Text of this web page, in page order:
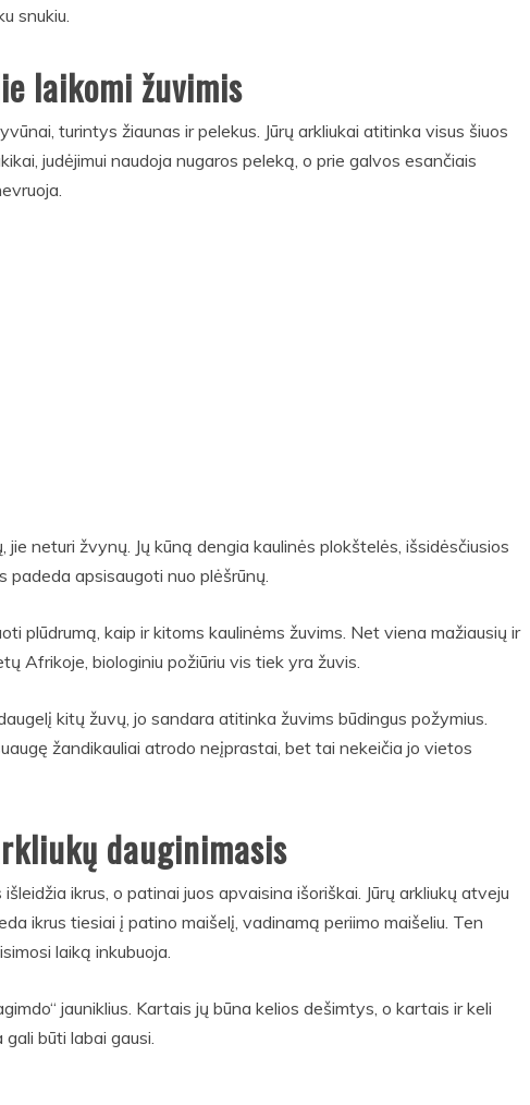
snukiu.
laikomi žuvimis
turintys žiaunas ir pelekus. Jūrų arkliukai atitinka visus šiuos
judėjimui naudoja nugaros peleką, o prie galvos esančiais
neturi žvynų. Jų kūną dengia kaulinės plokštelės, išsidėsčiusios
padeda apsisaugoti nuo plėšrūnų.
plūdrumą, kaip ir kitoms kaulinėms žuvims. Net viena mažiausių ir
Afrikoje, biologiniu požiūriu vis tiek yra žuvis.
kitų žuvų, jo sandara atitinka žuvims būdingus požymius.
žandikauliai atrodo neįprastai, bet tai nekeičia jo vietos
dauginimasis
ikrus, o patinai juos apvaisina išoriškai. Jūrų arkliukų atveju
ikrus tiesiai į patino maišelį, vadinamą periimo maišeliu. Ten
laiką inkubuoja.
jauniklius. Kartais jų būna kelios dešimtys, o kartais ir keli
būti labai gausi.